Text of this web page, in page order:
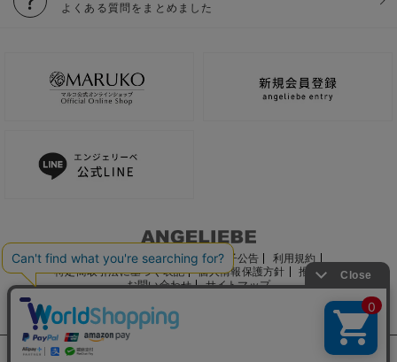
よくある質問をまとめました
ご利用ガイド 会社概要 電子公告
利用規約
特定商取引法に基づく表記
個人情報保護方針
推奨環境
お問い合わせ
サイトマップ
サイト内の文章、画像などの著作物はマルコ株式会社に属します。